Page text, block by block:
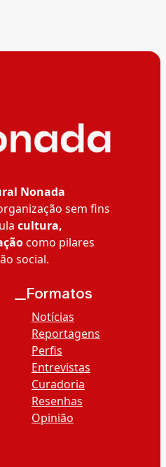
Nonada
sem fins
cultura,
como pilares
social.
__Formatos
Notícias
Reportagens
Perfis
Entrevistas
Curadoria
Resenhas
Opinião